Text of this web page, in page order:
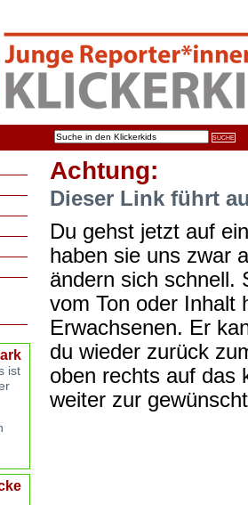
ist
Achtung:
Dieser Link führt
Du gehst jetzt auf
haben sie uns zwar
ändern sich schnell.
vom Ton oder Inhalt
Erwachsenen. Er
du wieder zurück
oben rechts auf das
weiter zur